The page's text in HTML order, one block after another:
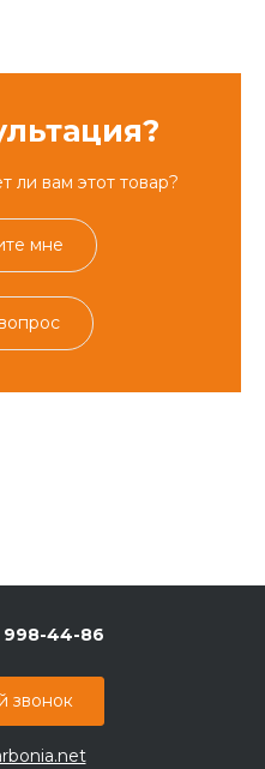
ли вам этот товар?
мне
998-44-86
звонок